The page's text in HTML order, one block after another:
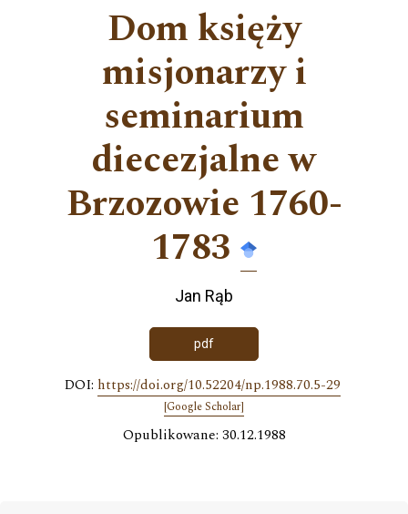
Dom księży
misjonarzy i
seminarium
diecezjalne w
Brzozowie 1760-
1783
Jan Rąb
pdf
DOI: https://doi.org/10.52204/np.1988.70.5-29
[Google Scholar]
Opublikowane: 30.12.1988